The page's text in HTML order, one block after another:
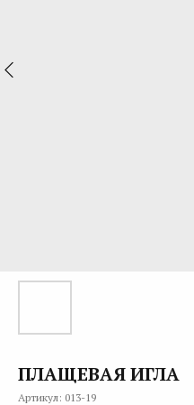
ПЛАЩЕВАЯ ИГЛА
Артикул: 013-19